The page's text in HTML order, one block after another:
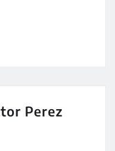
Perez